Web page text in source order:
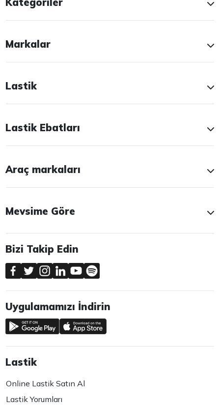
Markalar
Lastik
Lastik Ebatları
Araç markaları
Mevsime Göre
Bizi Takip Edin
Uygulamamızı İndirin
Lastik
Online Lastik Satın Al
Lastik Yorumları